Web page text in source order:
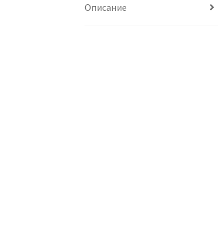
Описание